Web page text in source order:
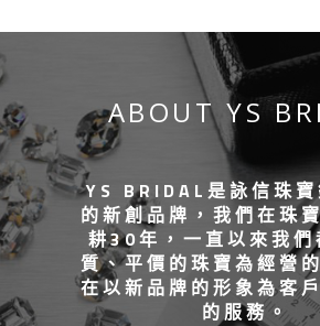
ABOUT YS
YS BRIDAL是詠信珠
的新創品牌，我們在珠
耕30年，一直以來我
質、平價的珠寶為經營
在以新品牌的形象為客
的服務。